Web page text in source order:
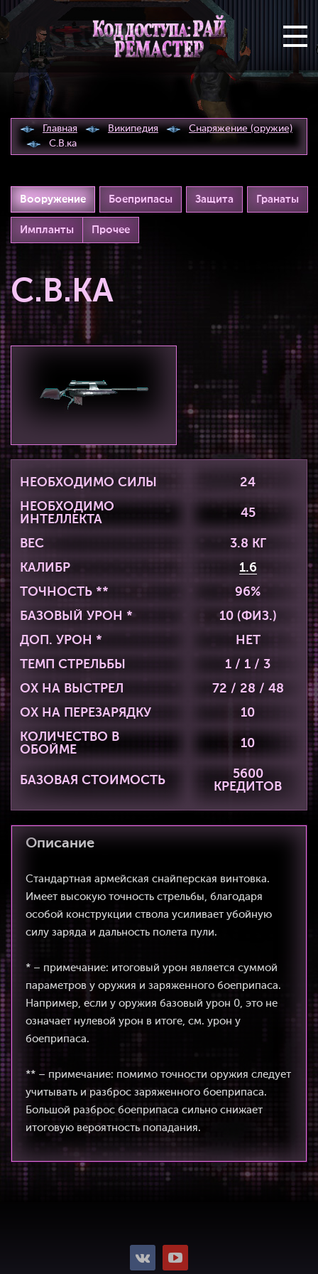
Главная Википедия
Снаряжение (оружие)
С.В.ка
Вооружение Боеприпасы Защита Гранаты
Импланты Прочее
С.В.КА
НЕОБХОДИМО СИЛЫ
24
НЕОБХОДИМО
ИНТЕЛЛЕКТА
45
ВЕС
3.8 КГ
КАЛИБР
1.6
ТОЧНОСТЬ **
96%
БАЗОВЫЙ УРОН *
10 (ФИЗ.)
ДОП. УРОН *
НЕТ
ТЕМП СТРЕЛЬБЫ
1 / 1 / 3
ОХ НА ВЫСТРЕЛ
72 / 28 / 48
ОХ НА ПЕРЕЗАРЯДКУ
10
КОЛИЧЕСТВО В
ОБОЙМЕ
10
БАЗОВАЯ СТОИМОСТЬ
5600
КРЕДИТОВ
Описание
Стандартная армейская снайперская винтовка.
Имеет высокую точность стрельбы, благодаря
особой конструкции ствола усиливает убойную
силу заряда и дальность полета пули.
* – примечание: итоговый урон является суммой
параметров у оружия и заряженного боеприпаса.
Например, если у оружия базовый урон 0, это не
означает нулевой урон в итоге, см. урон у
боеприпаса.
** – примечание: помимо точности оружия следует
учитывать и разброс заряженного боеприпаса.
Большой разброс боеприпаса сильно снижает
итоговую вероятность попадания.